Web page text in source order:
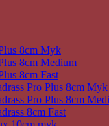
8cm Myk
8cm Medium
8cm Fast
Pro Plus 8cm Myk
Pro Plus 8cm
8cm Fast